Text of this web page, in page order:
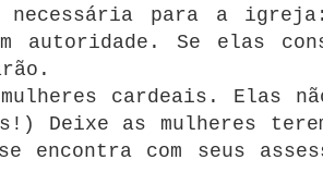
para a igreja:
autoridade. Se elas
cardeais. Elas
Deixe as mulheres
encontra com seus